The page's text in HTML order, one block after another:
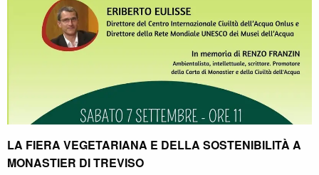
LA FIERA VEGETARIANA E DELLA SOSTENIBILITÀ A
MONASTIER DI TREVISO